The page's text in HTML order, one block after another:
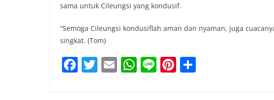
sama untuk Cileungsi yang kondusif.
“Semoga Cileungsi kondusiflah aman dan nyaman, juga
singkat. (Tom)
F T E W Li Pi